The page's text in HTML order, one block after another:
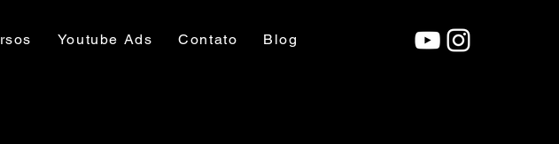
Youtube Ads Contato Blog